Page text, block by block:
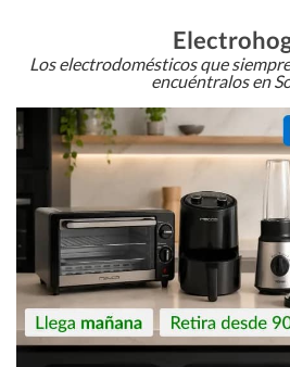
Los electrodomésticos que
encuéntralos en